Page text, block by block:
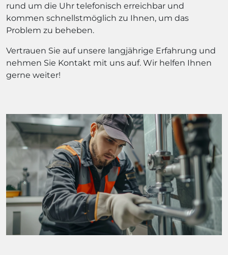
rund um die Uhr telefonisch erreichbar und
kommen schnellstmöglich zu Ihnen, um das
Problem zu beheben.
Vertrauen Sie auf unsere langjährige Erfahrung und
nehmen Sie Kontakt mit uns auf. Wir helfen Ihnen
gerne weiter!